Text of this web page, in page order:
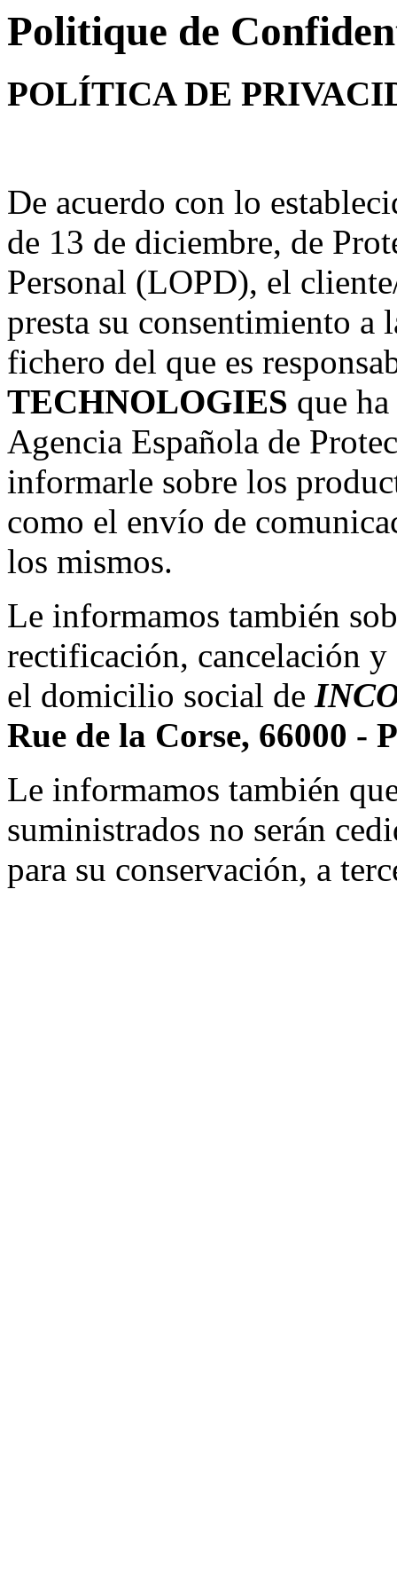
Politique de
POLÍTICA DE
De acuerdo con lo
de 13 de diciembre, de
Personal (LOPD), el
presta su consentimiento a
fichero del que es
TECHNOLOGIES que
Agencia Española de
informarle sobre los
como el envío de
los mismos.
Le informamos también
rectificación, cancelación
el domicilio social de
Rue de la Corse, 66000 -
Le informamos también
suministrados no serán
para su conservación, a